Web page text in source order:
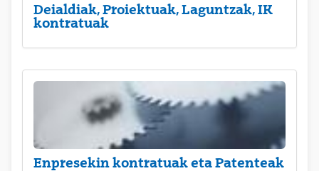
Deialdiak, Proiektuak, Laguntzak, IK
kontratuak
Enpresekin kontratuak eta Patenteak